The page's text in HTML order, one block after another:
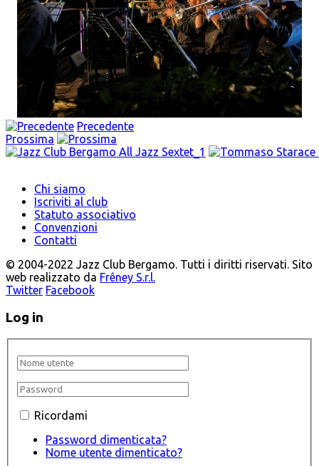
Precedente
Prossima
Chi siamo
Iscriviti al club
Statuto associativo
Convenzioni
Contatti
© 2004-2022 Jazz Club Bergamo. Tutti i diritti riservati. Sito
web realizzato da Frêney S.r.l.
Twitter Facebook
Log in
Ricordami
Password dimenticata?
Nome utente dimenticato?